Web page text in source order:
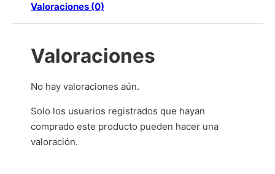
Valoraciones (0)
Valoraciones
No hay valoraciones aún.
Solo los usuarios registrados que hayan
comprado este producto pueden hacer una
valoración.